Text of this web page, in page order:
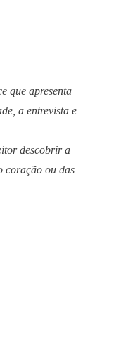
que apresenta
a entrevista e
descobrir a
coração ou das